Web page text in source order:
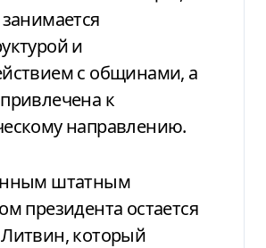
и
с общинами, а
к
направлению.
штатным
президента остается
который